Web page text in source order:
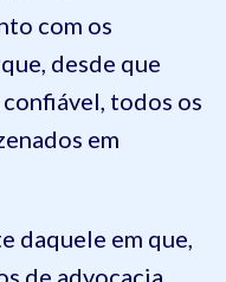
com os
desde que
todos os
em
daquele em que,
de advocacia